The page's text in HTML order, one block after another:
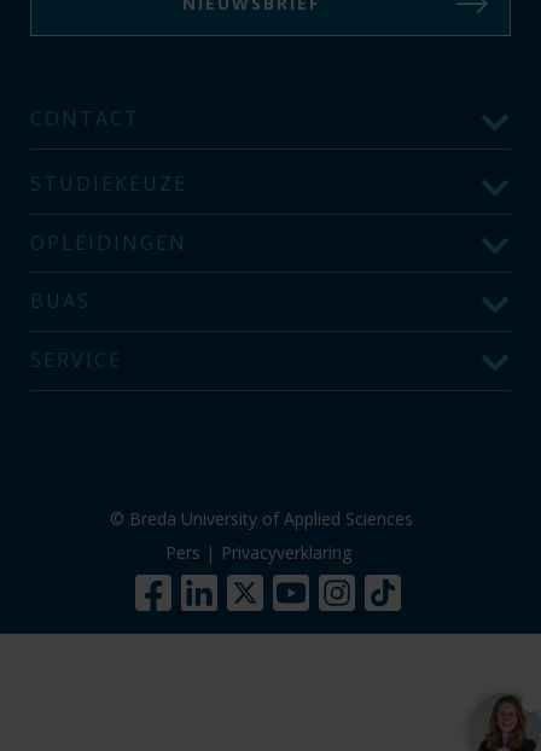
CONTACT
STUDIEKEUZE
OPLEIDINGEN
BUAS
SERVICE
© Breda University of Applied Sciences
Pers | Privacyverklaring